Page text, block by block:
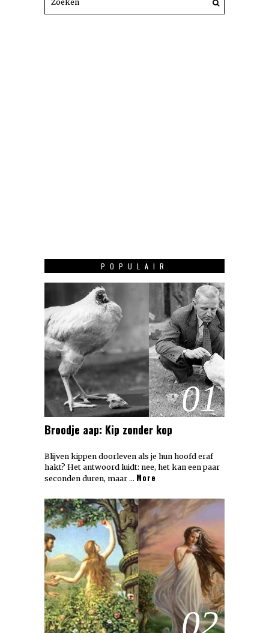
POPULAIR
01
Broodje aap: Kip zonder kop
Blijven kippen doorleven als je hun hoofd eraf
hakt? Het antwoord luidt: nee, het kan een paar
seconden duren, maar … More
02